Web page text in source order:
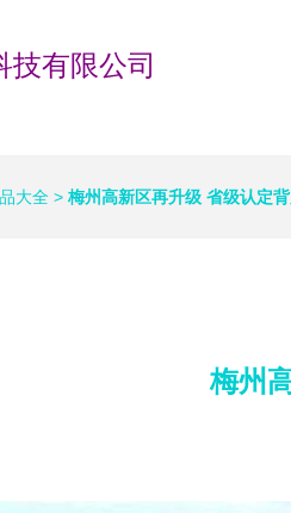
技有限公司
大全 > 梅州高新区再升级 省级认定
梅州